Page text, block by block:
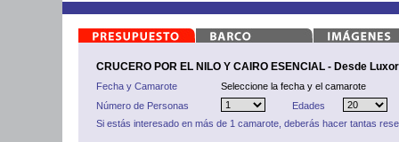
CRUCERO POR EL NILO Y CAIRO ESENCIAL - Desde
Fecha y Camarote
Seleccione la fecha y el camarote
Número de Personas
Edades
Si estás interesado en más de 1 camarote, deberás hacer tantas